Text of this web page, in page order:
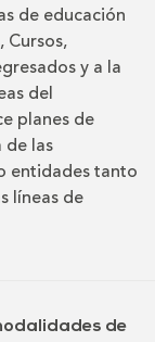
de educación
y a la
del
planes de
las
entidades tanto
líneas de
de